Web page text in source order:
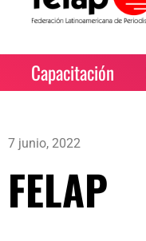
Capacitación
7 junio, 2022
FELAP